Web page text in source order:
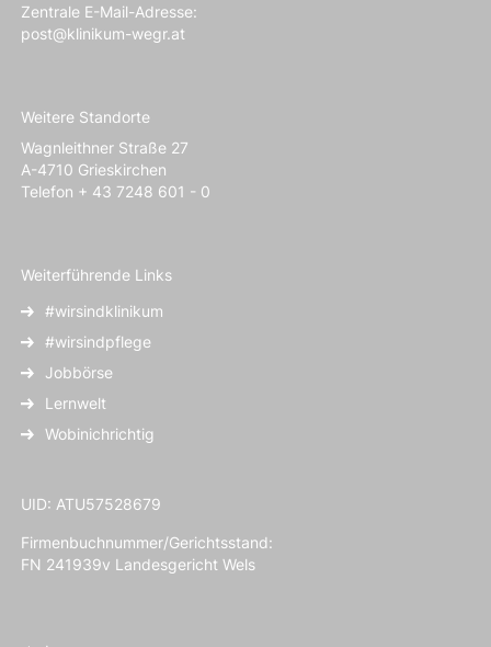
Zentrale E-Mail-Adresse:
post@klinikum-wegr.at
Weitere Standorte
Wagnleithner Straße 27
A-4710 Grieskirchen
Telefon + 43 7248 601 - 0
Weiterführende Links
#wirsindklinikum
#wirsindpflege
Jobbörse
Lernwelt
Wobinichrichtig
UID: ATU57528679
Firmenbuchnummer/Gerichtsstand:
FN 241939v Landesgericht Wels